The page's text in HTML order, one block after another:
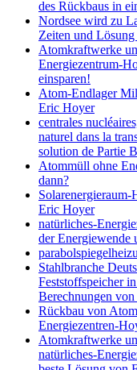
des Rückbaus in
Nordsee wird zu
Zeiten und
Atomkraftwerke
Energiezentrum-
einsparen!
Atom-Endlager
Eric Hoyer
centrales
naturel dans la
solution de Partie
Atommüll ohne
dann?
Eric Hoyer
natürliches-
der Energiewende
Stahlbranche
Feststoffspeicher
Berechnungen
Rückbau von
Energiezentren-
Atomkraftwerke
natürliches-